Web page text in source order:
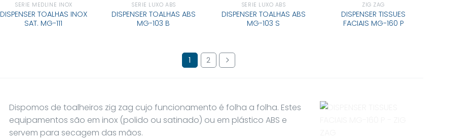
SÉRIE MEDLINE INOX
DISPENSER TOALHAS INOX
SAT. MG-111
SÉRIE LUXO ABS
DISPENSER TOALHAS ABS
MG-103 B
SÉRIE LUXO ABS
DISPENSER TOALHAS ABS
MG-103 S
ZIG ZAG
DISPENSER TISSUES
FACIAIS MG-160 P
1 2
Dispomos de toalheiros zig zag cujo funcionamento é folha a folha. Estes
equipamentos são em inox (polido ou satinado) ou em plástico ABS e
servem para secagem das mãos.